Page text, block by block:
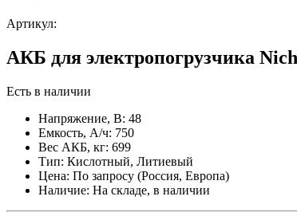
Артикул:
АКБ для электропогрузчика
Есть в наличии
Напряжение, В: 48
Емкость, А/ч: 750
Вес АКБ, кг: 699
Тип: Кислотный, Литиевый
Цена: По запросу (Россия, Европа)
Наличие: На складе, в наличии